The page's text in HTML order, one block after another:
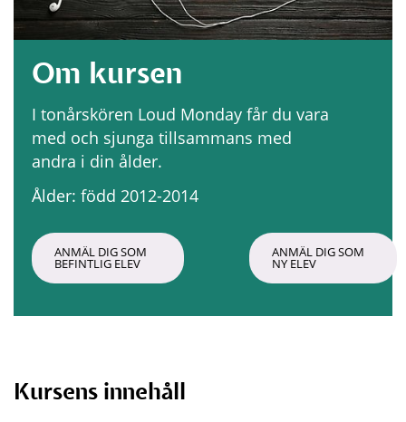
Om kursen
I tonårskören Loud Monday får du vara
med och sjunga tillsammans med
andra i din ålder.
Ålder: född 2012-2014
ANMÄL DIG SOM
BEFINTLIG ELEV
ANMÄL DIG SOM
NY ELEV
Kursens innehåll